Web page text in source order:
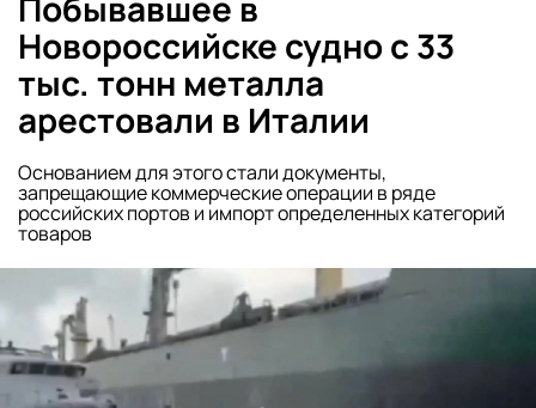
Новороссийске судно с 33
тыс. тонн металла
арестовали в Италии
Основанием для этого стали документы,
запрещающие коммерческие операции в ряде
российских портов и импорт определенных категорий
товаров